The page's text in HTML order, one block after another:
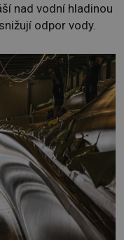
nad vodní hladinou
odpor vody.